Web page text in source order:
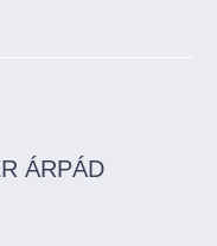
ÁRPÁD